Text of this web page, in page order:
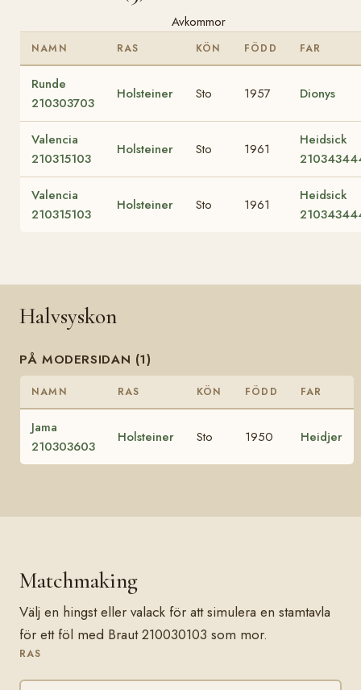
Avkommor
NAMN RAS KÖN FÖDD FAR
Runde
210303703
Holsteiner Sto 1957 Dionys
Valencia
210315103
Holsteiner Sto 1961
Heidsick
Valencia
210315103
Holsteiner Sto 1961
Heidsick
Halvsyskon
PÅ MODERSIDAN (1)
NAMN RAS KÖN FÖDD FAR
Jama
210303603
Holsteiner Sto 1950 Heidjer
Matchmaking
Välj en hingst eller valack för att simulera en stamtavla
för ett föl med Braut 210030103 som mor.
RAS